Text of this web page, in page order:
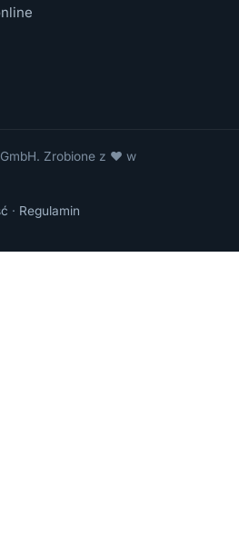
Zrobione z ❤ w
· Regulamin